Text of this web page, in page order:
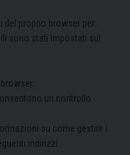
proprio browser per:
sono stati impostati sul
un controllo
su come gestire i
indirizzi: